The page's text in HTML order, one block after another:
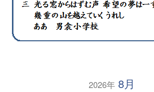
2026年8月